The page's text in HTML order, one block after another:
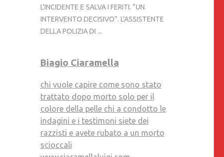
L'INCIDENTE E SALVA I FERITI. “UN
INTERVENTO DECISIVO”. L'ASSISTENTE
DELLA POLIZIA DI ...
Biagio Ciaramella
chi vuole capire come sono stato
trattato dopo morto solo per il
colore della pelle chi a condotto le
indagini e i testimoni siete dei
razzisti e avete rubato a un morto
scioccali